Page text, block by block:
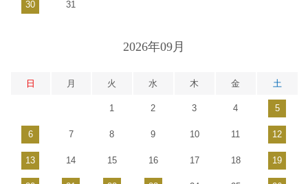
30 31
2026年09月
日 月 火 水 木 金 土
1 2 3 4 5
6 7 8 9 10 11 12
13 14 15 16 17 18 19